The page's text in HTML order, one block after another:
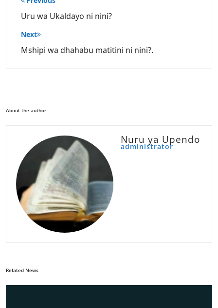
navigation
Uru wa Ukaldayo ni nini?
Next
Mshipi wa dhahabu matitini ni nini?.
About the author
Nuru ya Upendo
administrator
Related News